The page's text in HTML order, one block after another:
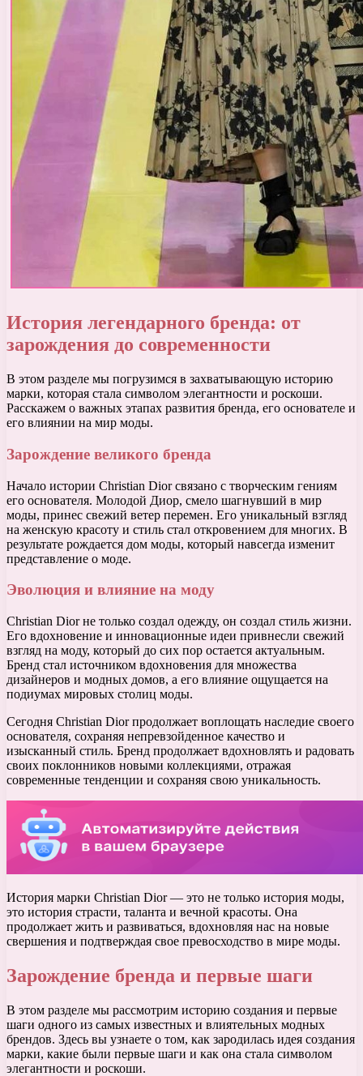
История легендарного бренда: от
зарождения до современности
В этом разделе мы погрузимся в захватывающую историю
марки, которая стала символом элегантности и роскоши.
Расскажем о важных этапах развития бренда, его основателе и
его влиянии на мир моды.
Зарождение великого бренда
Начало истории Christian Dior связано с творческим гениям
его основателя. Молодой Диор, смело шагнувший в мир
моды, принес свежий ветер перемен. Его уникальный взгляд
на женскую красоту и стиль стал откровением для многих. В
результате рождается дом моды, который навсегда изменит
представление о моде.
Эволюция и влияние на моду
Christian Dior не только создал одежду, он создал стиль жизни.
Его вдохновение и инновационные идеи привнесли свежий
взгляд на моду, который до сих пор остается актуальным.
Бренд стал источником вдохновения для множества
дизайнеров и модных домов, а его влияние ощущается на
подиумах мировых столиц моды.
Сегодня Christian Dior продолжает воплощать наследие своего
основателя, сохраняя непревзойденное качество и
изысканный стиль. Бренд продолжает вдохновлять и радовать
своих поклонников новыми коллекциями, отражая
современные тенденции и сохраняя свою уникальность.
История марки Christian Dior — это не только история моды,
это история страсти, таланта и вечной красоты. Она
продолжает жить и развиваться, вдохновляя нас на новые
свершения и подтверждая свое превосходство в мире моды.
Зарождение бренда и первые шаги
В этом разделе мы рассмотрим историю создания и первые
шаги одного из самых известных и влиятельных модных
брендов. Здесь вы узнаете о том, как зародилась идея создания
марки, какие были первые шаги и как она стала символом
элегантности и роскоши.